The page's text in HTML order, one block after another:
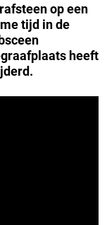
op een
tijd in de
heeft